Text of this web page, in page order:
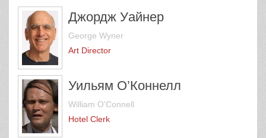
Джордж Уайнер
George Wyner
Art Director
Уильям О’Коннелл
William O'Connell
Hotel Clerk